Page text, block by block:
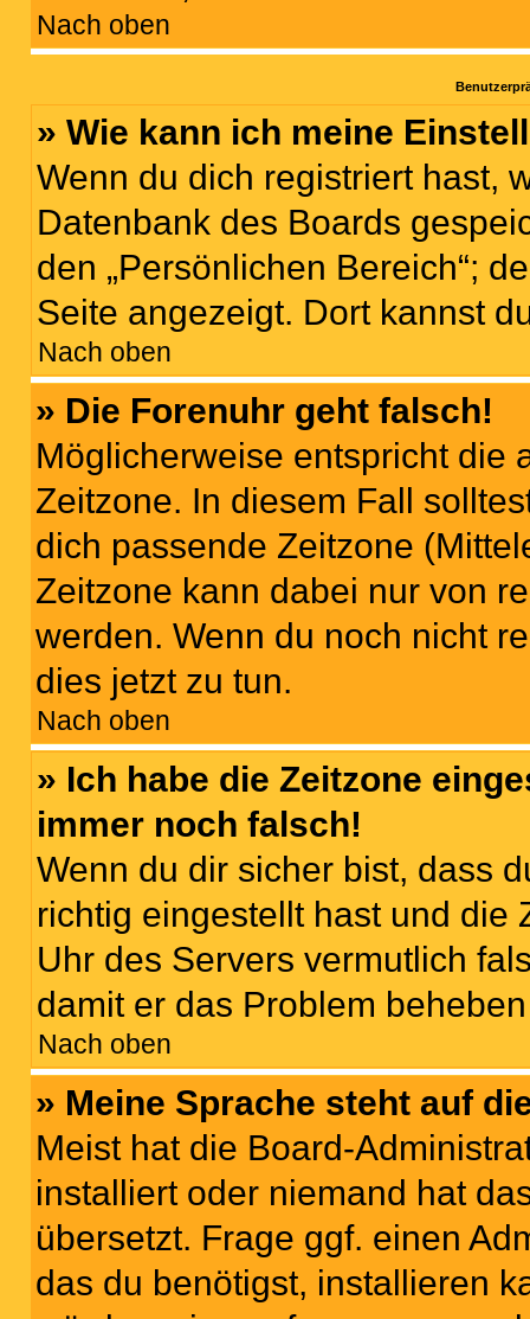
Nach oben
» Wie kann ich meine
Wenn du dich registriert hast,
Datenbank des Boards
den „Persönlichen Bereich“;
Seite angezeigt. Dort kannst
Nach oben
» Die Forenuhr geht falsch!
Möglicherweise entspricht die
Zeitzone. In diesem Fall
dich passende Zeitzone
Zeitzone kann dabei nur von
werden. Wenn du noch nicht
dies jetzt zu tun.
Nach oben
» Ich habe die Zeitzone
immer noch falsch!
Wenn du dir sicher bist, dass
richtig eingestellt hast und die
Uhr des Servers vermutlich
damit er das Problem
Nach oben
» Meine Sprache steht auf
Meist hat die Board-
installiert oder niemand hat
übersetzt. Frage ggf. einen
das du benötigst, installieren